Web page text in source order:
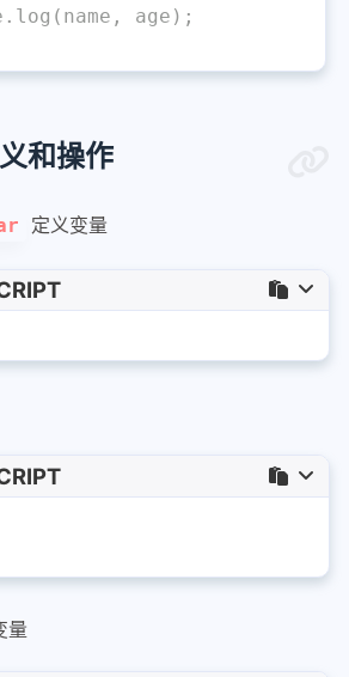
age);
和操作
定义变量
量